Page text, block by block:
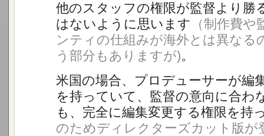
他のスタッフの権限が監督より勝
はないように思います （制作費
ンティの仕組みが海外とは異なる
う部分もありますが)。
米国の場合、プロデューサーが編
を持っていて、監督の意向に合わ
も、完全に編集変更する権限を持
のためディレクターズカット版が